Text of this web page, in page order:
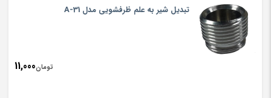
تبدیل شیر به علم ظرفشویی مدل A-31
تومان11,000